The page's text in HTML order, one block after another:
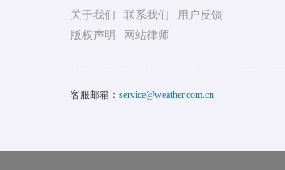
关于我们 联系我们
用户反馈
版权声明
网站律师
客服邮箱： service@weather.com.cn